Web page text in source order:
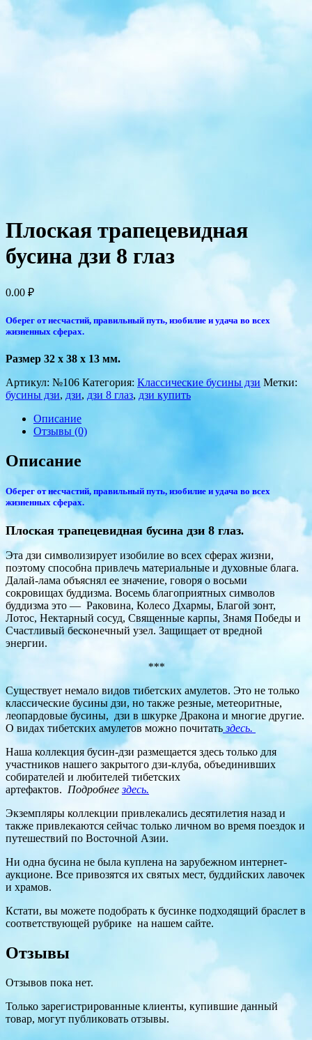
Плоская трапецевидная
бусина дзи 8 глаз
0.00 ₽
Оберег от несчастий, правильный путь, изобилие и удача во всех
жизненных сферах.
Размер 32 х 38 х 13 мм.
Артикул: №106 Категория: Классические бусины дзи Метки:
бусины дзи, дзи, дзи 8 глаз, дзи купить
Описание
Отзывы (0)
Описание
Оберег от несчастий, правильный путь, изобилие и удача во всех
жизненных сферах.
Плоская трапецевидная бусина дзи 8 глаз.
Эта дзи символизирует изобилие во всех сферах жизни,
поэтому способна привлечь материальные и духовные блага.
Далай-лама объяснял ее значение, говоря о восьми
сокровищах буддизма. Восемь благоприятных символов
буддизма это — Раковина, Колесо Дхармы, Благой зонт,
Лотос, Нектарный сосуд, Священные карпы, Знамя Победы и
Счастливый бесконечный узел. Защищает от вредной
энергии.
***
Существует немало видов тибетских амулетов. Это не только
классические бусины дзи, но также резные, метеоритные,
леопардовые бусины, дзи в шкурке Дракона и многие другие.
О видах тибетских амулетов можно почитать здесь.
Наша коллекция бусин-дзи размещается здесь только для
участников нашего закрытого дзи-клуба, объединивших
собирателей и любителей тибетских
артефактов. Подробнеездесь.
Экземпляры коллекции привлекались десятилетия назад и
также привлекаются сейчас только личном во время поездок и
путешествий по Восточной Азии.
Ни одна бусина не была куплена на зарубежном интернет-
аукционе. Все привозятся их святых мест, буддийских лавочек
и храмов.
Кстати, вы можете подобрать к бусинке подходящий браслет в
соответствующей рубрике на нашем сайте.
Отзывы
Отзывов пока нет.
Только зарегистрированные клиенты, купившие данный
товар, могут публиковать отзывы.